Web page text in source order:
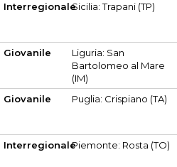
InterregionaleSicilia: Trapani (TP)
Giovanile
Liguria: San
Bartolomeo al Mare
(IM)
Giovanile Puglia: Crispiano (TA)
InterregionalePiemonte: Rosta (TO)